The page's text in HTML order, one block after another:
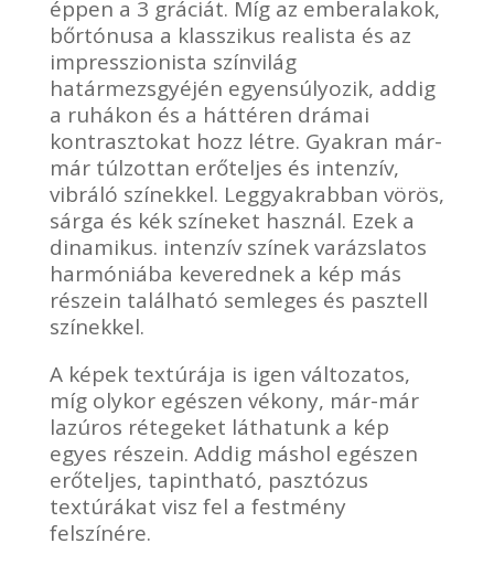
éppen a 3 gráciát. Míg az emberalakok,
bőrtónusa a klasszikus realista és az
impresszionista színvilág
határmezsgyéjén egyensúlyozik, addig
a ruhákon és a háttéren drámai
kontrasztokat hozz létre. Gyakran már-
már túlzottan erőteljes és intenzív,
vibráló színekkel. Leggyakrabban vörös,
sárga és kék színeket használ. Ezek a
dinamikus. intenzív színek varázslatos
harmóniába keverednek a kép más
részein található semleges és pasztell
színekkel.
A képek textúrája is igen változatos,
míg olykor egészen vékony, már-már
lazúros rétegeket láthatunk a kép
egyes részein. Addig máshol egészen
erőteljes, tapintható, pasztózus
textúrákat visz fel a festmény
felszínére.